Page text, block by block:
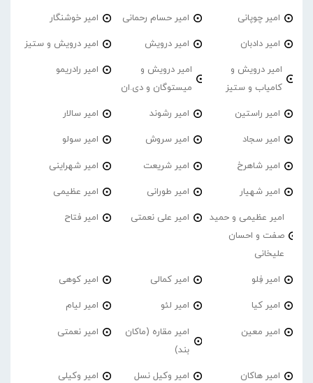
امیر چوپانی امیر حسام رحمانی امیر خوشنگار
امیر دادبان امیر درویش امیر درویش و ستیز
امیر درویش و
کامیاب و ستیز
امیر درویش و
میستوگان و دی.ان
امیر رادریمو
امیر راستین امیر رشوند امیر سالار
امیر سجاد امیر سروش امیر سولو
امیر شاهرخ امیر شریعت امیر شهراینی
امیر شهیار امیر طورانی امیر عظیمی
امیر عظیمی و حمید
صفت و احسان
علیخانی
امیر علی نعمتی امیر فتاح
امیر فِلو امیر کمالی امیر کوهی
امیر کیا امیر لئو امیر لیام
امیر معین
امیر مقاره (ماکان
بند)
امیر نعمتی
امیر هاکان امیر وکیل نسل امیر وکیلی